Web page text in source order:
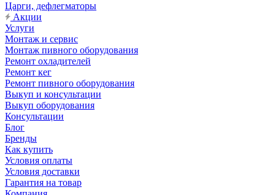
Царги, дефлегматоры
Акции
Услуги
Монтаж и сервис
Монтаж пивного оборудования
Ремонт охладителей
Ремонт кег
Ремонт пивного оборудования
Выкуп и консультации
Выкуп оборудования
Консультации
Блог
Бренды
Как купить
Условия оплаты
Условия доставки
Гарантия на товар